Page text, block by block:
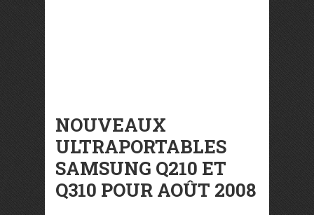
NOUVEAUX
ULTRAPORTABLES
SAMSUNG Q210 ET
Q310 POUR AOÛT 2008